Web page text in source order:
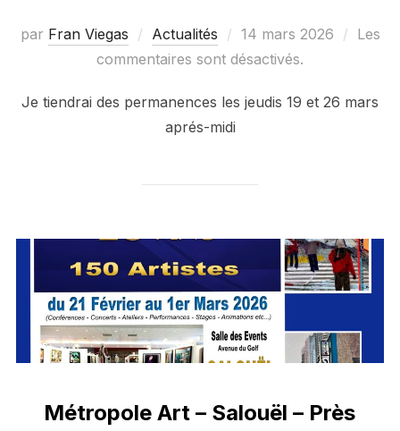
par Fran Viegas Actualités
Publié
le
14 mars 2026
Les
commentaires sont désactivés.
Je tiendrai des permanences les jeudis 19 et 26 mars
aprés-midi
Métropole Art – Salouël – Près